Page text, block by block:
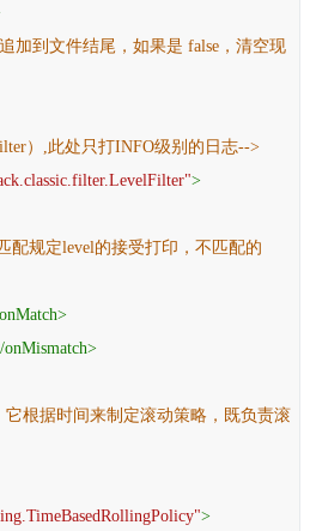
加到文件结尾，如果是 false，清空现
）,此处只打INFO级别的日志-->
>
配规定level的接受打印，不匹配的
onMatch>
onMismatch>
根据时间来制定滚动策略，既负责滚
>